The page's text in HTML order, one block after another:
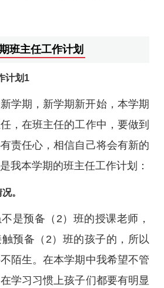
班主任工作计划
计划1
学期，新学期新开始，本学期
，在班主任的工作中，要做到
责任心，相信自己将会有新的
我本学期的班主任工作计划：
。
是预备（2）班的授课老师，
预备（2）班的孩子的，所以
陌生。在本学期中我希望不管
学习习惯上孩子们都要有明显